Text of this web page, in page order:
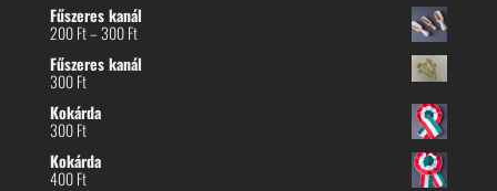
Fűszeres kanál
200Ft–300FtÁrtartomány:
-
Fűszeres kanál
300Ft
Kokárda
300Ft
Kokárda
400Ft